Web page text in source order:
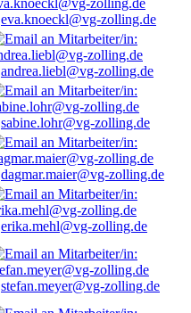
eva.knoeckl@vg-zolling.de
andrea.liebl@vg-zolling.de
sabine.lohr@vg-zolling.de
dagmar.maier@vg-zolling.de
erika.mehl@vg-zolling.de
stefan.meyer@vg-zolling.de